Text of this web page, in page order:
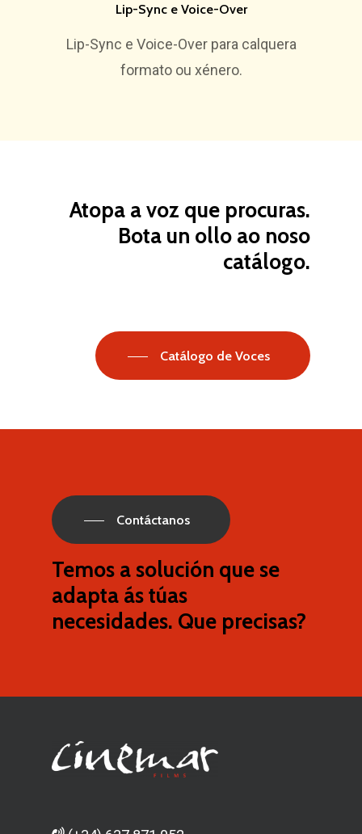
Lip-Sync e Voice-Over
Lip-Sync e Voice-Over para calquera
formato ou xénero.
Atopa avoz que procuras.
Bota un ollo ao noso
catálogo.
Catálogo de Voces
Contáctanos
Temos a solución que se
adapta ástúas
necesidades. Que precisas?
Comezo
Servizos
Estudio de Dobraxe
Audioguias
Galego
English